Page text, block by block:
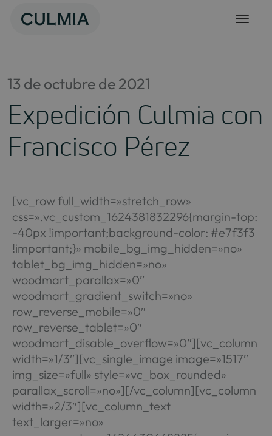
13 de octubre de 2021
Expedición Culmia con
Francisco Pérez
[vc_row full_width=»stretch_row»
css=».vc_custom_1624381832296{margin-top:
-40px !important;background-color: #e7f3f3
!important;}» mobile_bg_img_hidden=»no»
tablet_bg_img_hidden=»no»
woodmart_parallax=»0″
woodmart_gradient_switch=»no»
row_reverse_mobile=»0″
row_reverse_tablet=»0″
woodmart_disable_overflow=»0″][vc_column
width=»1/3″][vc_single_image image=»1517″
img_size=»full» style=»vc_box_rounded»
parallax_scroll=»no»][/vc_column][vc_column
width=»2/3″][vc_column_text
text_larger=»no»